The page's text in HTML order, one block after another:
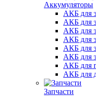
Аккумуляторы
АКБ для
АКБ для
АКБ для
АКБ для
АКБ для
АКБ для
АКБ для
АКБ для
Запчасти